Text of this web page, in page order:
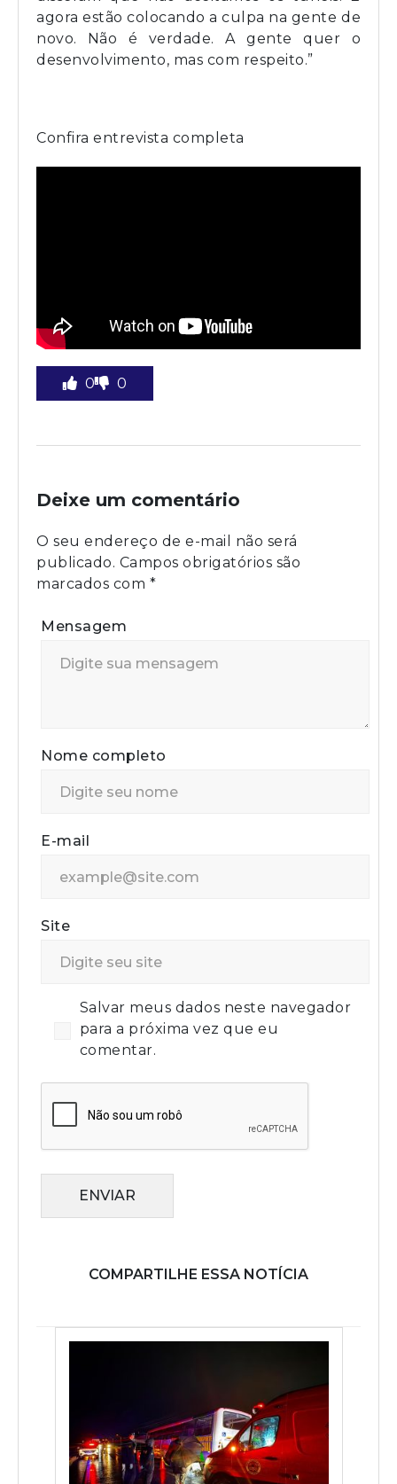
agora estão colocando a culpa na gente de
novo. Não é verdade. A gente quer o
desenvolvimento, mas com respeito.”
Confira entrevista completa
0 0
Deixe um comentário
O seu endereço de e-mail não será
publicado. Campos obrigatórios são
marcados com *
Mensagem
Nome completo
E-mail
Site
Salvar meus dados neste navegador
para a próxima vez que eu
comentar.
ENVIAR
COMPARTILHE ESSA NOTÍCIA